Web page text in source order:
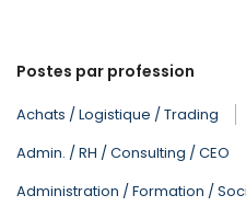
Postes par profession
Achats / Logistique / Trading
Admin. / RH / Consulting / CEO
Administration / Formation /